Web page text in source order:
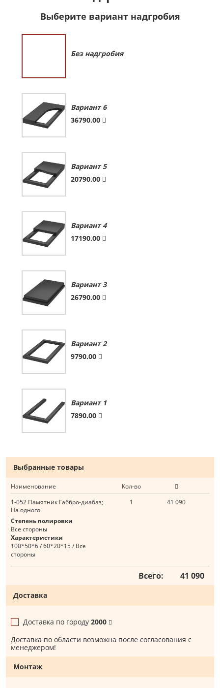
Выберите вариант надгробия
Без надгробия
Вариант 6
36790.00
Вариант 5
20790.00
Вариант 4
17190.00
Вариант 3
26790.00
Вариант 2
9790.00
Вариант 1
7890.00
Выбранные товары
Наименование
Кол-во
1-052 Памятник Габбро-диабаз;
На одного
1 41 090
Степень полировки
Все стороны
Характеристики
100*50*6 / 60*20*15 / Все
стороны
Всего: 41 090
Доставка
Доставка по городу 2000
Доставка по области возможна после согласования с
менеджером!
Монтаж